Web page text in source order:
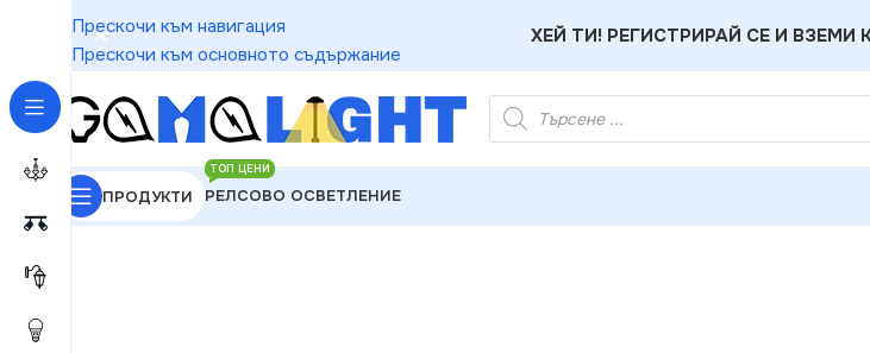
Прескочи към навигация
Прескочи към основното съдържание
ХЕЙ ТИ! РЕГИСТРИРАЙ СЕ И ВЗЕМИ
ПРОДУКТИ РЕЛСОВО ОСВЕТЛЕНИЕ
ТОП ЦЕНИ
GAMALIGHT»